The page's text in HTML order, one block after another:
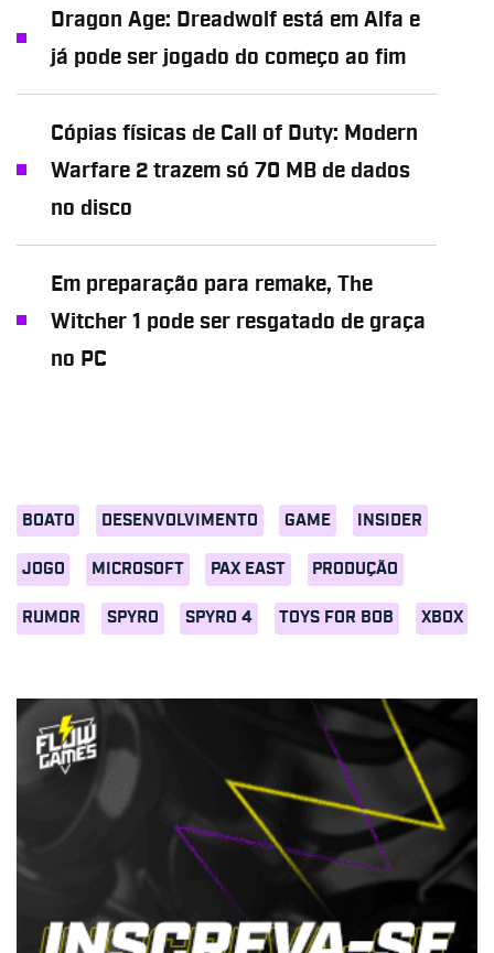
BOATO DESENVOLVIMENTO GAME INSIDER
JOGO MICROSOFT PAX EAST PRODUÇÃO
RUMOR SPYRO SPYRO 4 TOYS FOR BOB XBOX
Dragon Age: Dreadwolf está em Alfa e
já pode ser jogado do começo ao fim
Cópias físicas de Call of Duty: Modern
Warfare 2 trazem só 70 MB de dados
no disco
Em preparação para remake, The
Witcher 1 pode ser resgatado de graça
no PC